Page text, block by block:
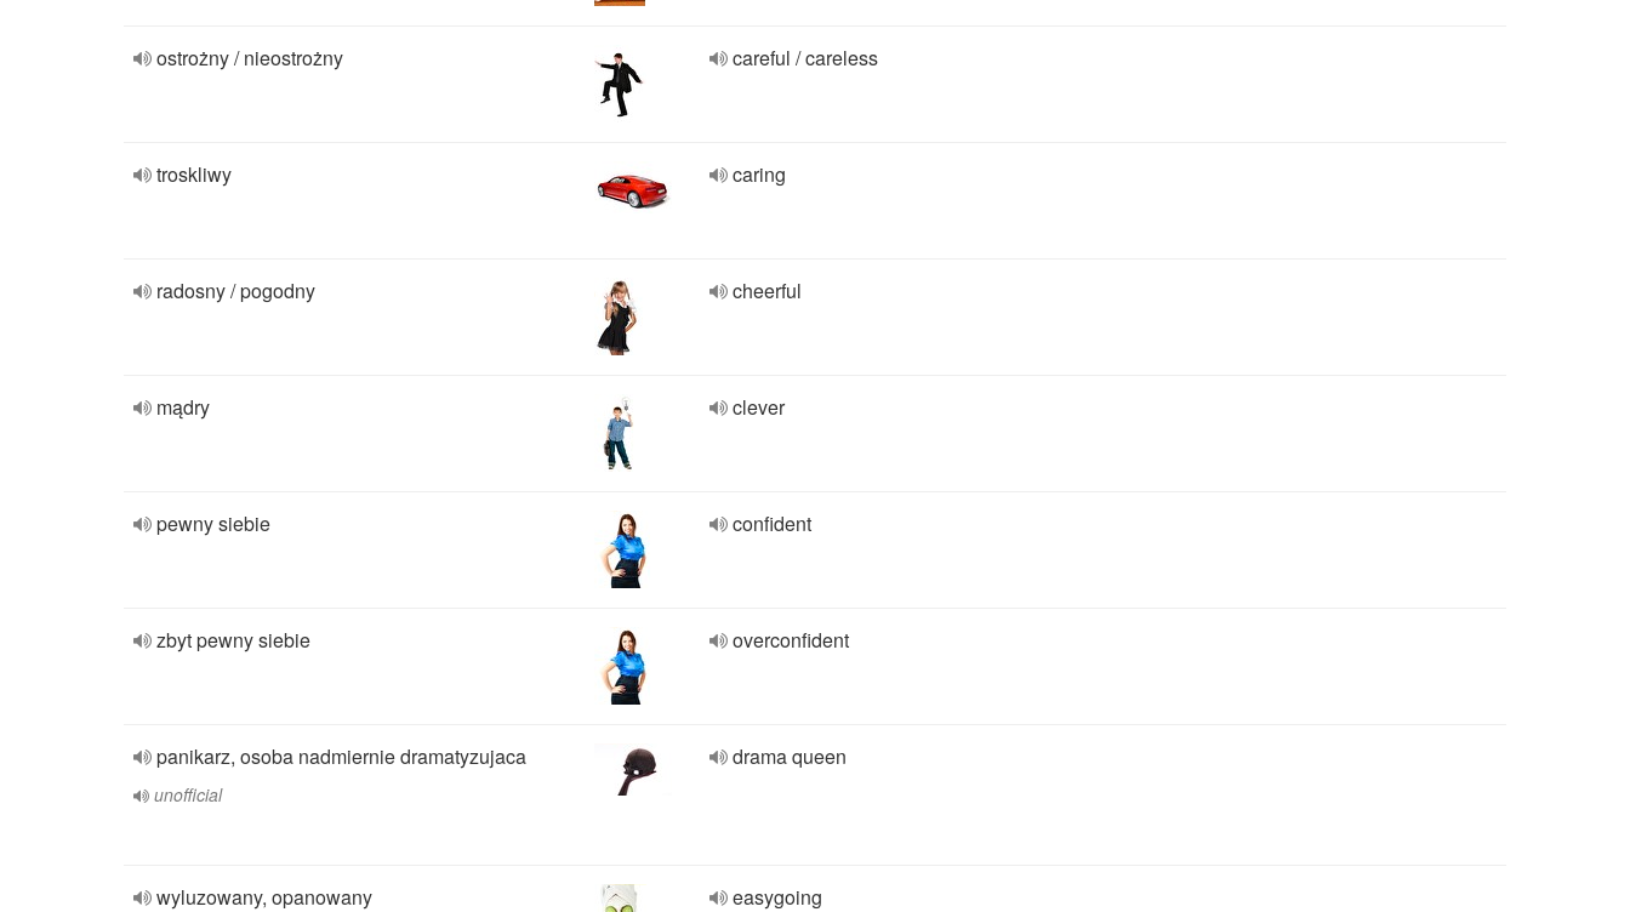
ostrożny / nieostrożny careful / careless
troskliwy caring
radosny / pogodny cheerful
mądry clever
pewny siebie confident
zbyt pewny siebie overconfident
panikarz, osoba nadmiernie dramatyzujaca
unofficial
drama queen
wyluzowany, opanowany easygoing